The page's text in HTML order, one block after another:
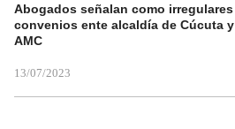
Abogados señalan como irregulares
convenios ente alcaldía de Cúcuta y
AMC
13/07/2023